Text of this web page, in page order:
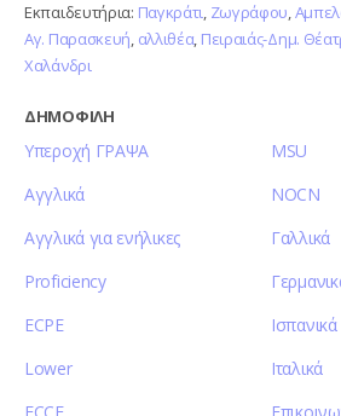
Εκπαιδευτήρια: Παγκράτι, Ζωγράφου,
Αγ. Παρασκευή, αλλιθέα, Πειραιάς-Δημ.
Χαλάνδρι
ΔΗΜΟΦΙΛΗ
Υπεροχή ΓΡΑΨΑ
Αγγλικά
Αγγλικά για ενήλικες
Proficiency
ECPE
Lower
MSU
NOCN
Γαλλικά
Ισπανικά
Ιταλικά